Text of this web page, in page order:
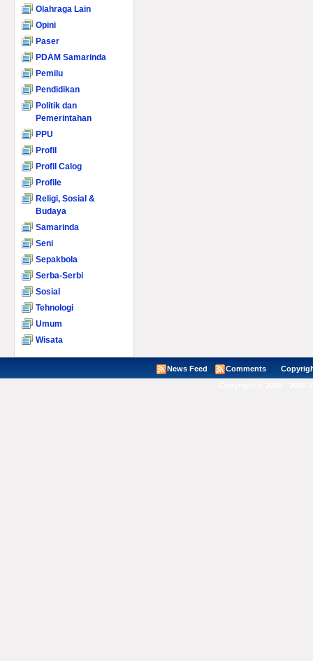
Olahraga Lain
Opini
Paser
PDAM Samarinda
Pemilu
Pendidikan
Politik dan
Pemerintahan
PPU
Profil
Profil Calog
Profile
Religi, Sosial &
Budaya
Samarinda
Seni
Sepakbola
Serba-Serbi
Sosial
Tehnologi
Umum
Wisata
News Feed Comments Copyright